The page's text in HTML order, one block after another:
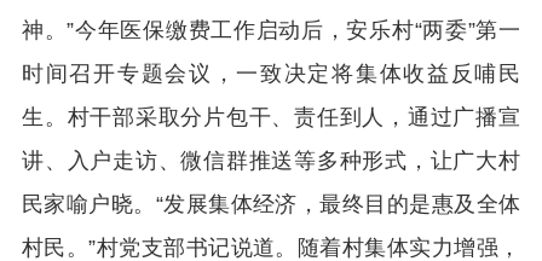
神。”今年医保缴费工作启动后，安乐村“两委”第一
时间召开专题会议，一致决定将集体收益反哺民
生。村干部采取分片包干、责任到人，通过广播宣
讲、入户走访、微信群推送等多种形式，让广大村
民家喻户晓。“发展集体经济，最终目的是惠及全体
村民。”村党支部书记说道。随着村集体实力增强，